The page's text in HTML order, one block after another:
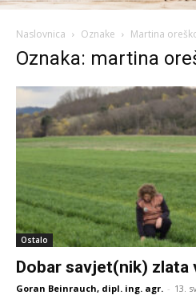
Naslovnica Oznake Martina
Oznaka: martina
Ostalo
Dobar savjet(nik) zlata
Goran Beinrauch, dipl. ing. agr. - 13.